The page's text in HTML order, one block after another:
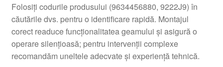
Folosiți codurile produsului (9634456880, 9222J9) în
căutările dvs. pentru o identificare rapidă. Montajul
corect readuce funcționalitatea geamului și asigură o
operare silențioasă; pentru intervenții complexe
recomandăm uneltele adecvate și experiență tehnică.